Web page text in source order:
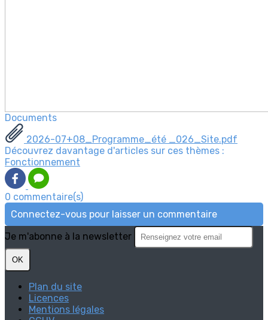
Documents
2026-07+08_Programme_été _026_Site.pdf
Découvrez davantage d'articles sur ces thèmes :
Fonctionnement
0 commentaire(s)
Connectez-vous pour laisser un commentaire
Je m'abonne à la newsletter
OK
Plan du site
Licences
Mentions légales